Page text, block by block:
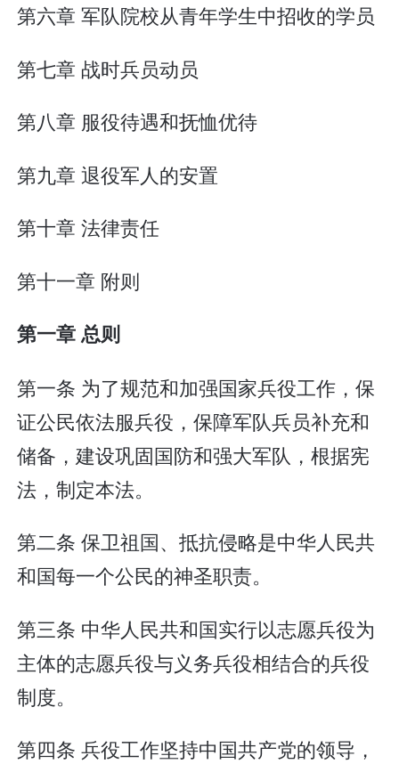
第六章 军队院校从青年学生中招收的学员
第七章 战时兵员动员
第八章 服役待遇和抚恤优待
第九章 退役军人的安置
第十章 法律责任
第十一章 附则
第一章 总则
第一条 为了规范和加强国家兵役工作，保
证公民依法服兵役，保障军队兵员补充和
储备，建设巩固国防和强大军队，根据宪
法，制定本法。
第二条 保卫祖国、抵抗侵略是中华人民共
和国每一个公民的神圣职责。
第三条 中华人民共和国实行以志愿兵役为
主体的志愿兵役与义务兵役相结合的兵役
制度。
第四条 兵役工作坚持中国共产党的领导，